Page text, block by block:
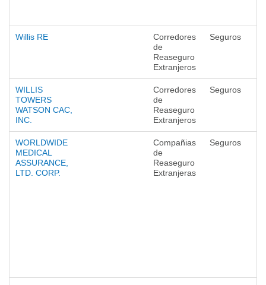
Willis RE
Corredores
de
Reaseguro
Extranjeros
Seguros
WILLIS
TOWERS
WATSON CAC,
INC.
Corredores
de
Reaseguro
Extranjeros
Seguros
WORLDWIDE
MEDICAL
ASSURANCE,
LTD. CORP.
Compañias
de
Reaseguro
Extranjeras
Seguros